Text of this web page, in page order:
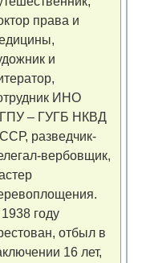
права и
и
ИНО
– ГУГБ НКВД
разведчик-
вербовщик,
году
отбыл в
16 лет,